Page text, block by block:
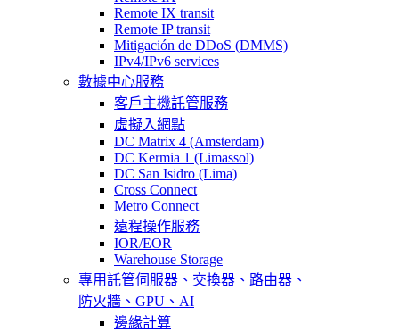
Remote IX transit
Remote IP transit
Mitigación de DDoS (DMMS)
IPv4/IPv6 services
數據中心服務
客戶主機託管服務
虛擬入網點
DC Matrix 4 (Amsterdam)
DC Kermia 1 (Limassol)
DC San Isidro (Lima)
Cross Connect
Metro Connect
遠程操作服務
IOR/EOR
Warehouse Storage
專用託管伺服器、交換器、路由器、
防火牆、GPU、AI
邊緣計算